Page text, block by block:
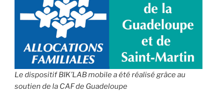
Le dispositif BIK’LAB mobile a été réalisé grâce au
soutien de la CAF de Guadeloupe